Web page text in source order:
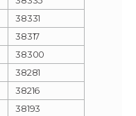
38331
38317
38300
38281
38216
38193